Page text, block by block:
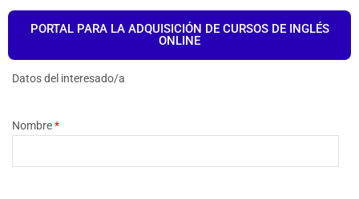
PORTAL PARA LA ADQUISICIÓN DE CURSOS DE INGLÉS
ONLINE
Datos del interesado/a
Nombre*